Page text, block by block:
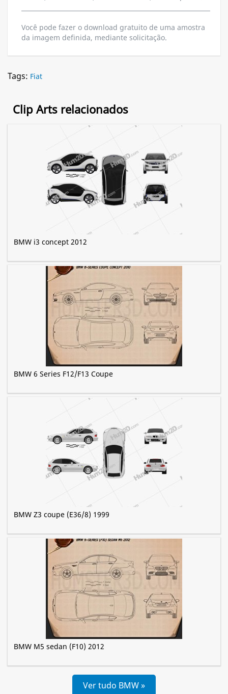
Você pode fazer o download gratuito de uma amostra
da imagem definida, mediante solicitação.
Tags: Fiat
Clip Arts relacionados
BMW i3 concept 2012
BMW 6 Series F12/F13 Coupe
BMW Z3 coupe (E36/8) 1999
BMW M5 sedan (F10) 2012
Ver tudo BMW »